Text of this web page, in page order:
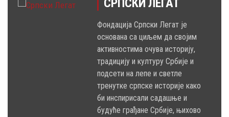
СРПСКИ ЛЕГАТ
Фондација Српски Легат је
основана са циљем да својим
активностима очува историју,
традицију и културу Србије и
подсети на лепе и светле
тренутке српске историје како
би инспирисали садашње и
будуће грађане Србије, њихово